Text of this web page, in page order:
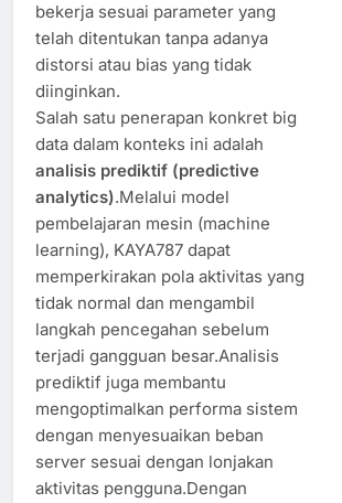
bekerja sesuai parameter yang
telah ditentukan tanpa adanya
distorsi atau bias yang tidak
diinginkan.
Salah satu penerapan konkret big
data dalam konteks ini adalah
analisis prediktif (predictive
analytics).Melalui model
pembelajaran mesin (machine
learning), KAYA787 dapat
memperkirakan pola aktivitas yang
tidak normal dan mengambil
langkah pencegahan sebelum
terjadi gangguan besar.Analisis
prediktif juga membantu
mengoptimalkan performa sistem
dengan menyesuaikan beban
server sesuai dengan lonjakan
aktivitas pengguna.Dengan